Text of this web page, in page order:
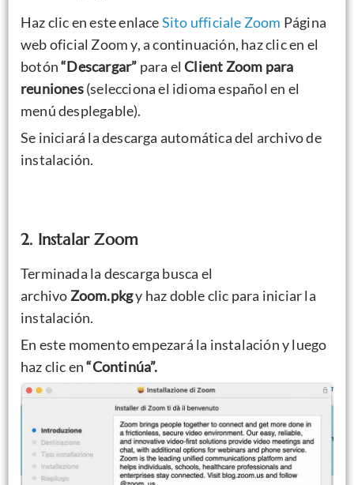
Haz clic en este enlaceSito ufficiale Zoom Página
web oficial Zoom y, a continuación, haz clic en el
botón“Descargar” para elClient Zoom para
reuniones(selecciona el idioma español en el
menú desplegable).
Se iniciará la descarga automática del archivo de
instalación.
2. Instalar Zoom
Terminada la descarga busca el
archivoZoom.pkgy haz doble clic para iniciar la
instalación.
En este momento empezará la instalación y luego
haz clic en“Continúa”.